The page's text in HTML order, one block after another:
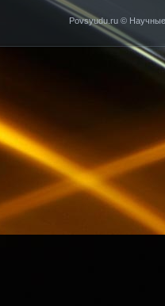
Povsyudu.ru © Научные